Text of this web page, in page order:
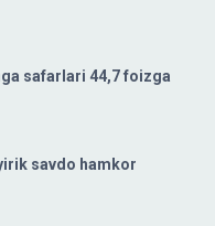
safarlari 44,7 foizga
savdo hamkor